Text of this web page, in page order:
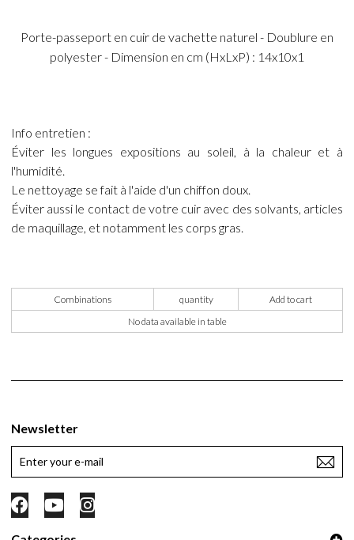
Porte-passeport en cuir de vachette naturel - Doublure en
polyester - Dimension en cm (HxLxP) : 14x10x1
Info entretien :
Éviter les longues expositions au soleil, à la chaleur et à
l'humidité.
Le nettoyage se fait à l'aide d'un chiffon doux.
Éviter aussi le contact de votre cuir avec des solvants, articles
de maquillage, et notamment les corps gras.
Combinations quantity
Add to cart
No data available in table
Newsletter